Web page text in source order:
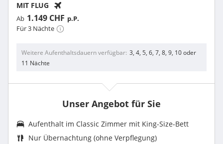
MIT FLUG
Ab 1.149 CHF p.P.
Für 3 Nächte
Weitere Aufenthaltsdauern verfügbar 3, 4, 5, 6, 7, 8, 9, 10 oder
11 Nächte
Unser Angebot für Sie
Aufenthalt im Classic Zimmer mit King-Size-Bett
Nur Übernachtung (ohne Verpflegung)